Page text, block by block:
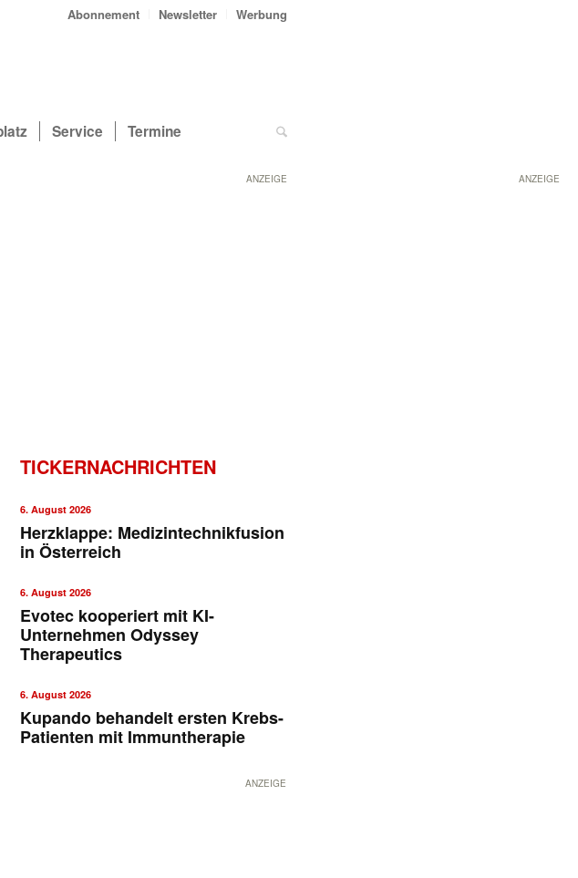
ANZEIGE
Abonnement Newsletter Werbung
Service Termine
ANZEIGE
TICKERNACHRICHTEN
6. August 2026
Herzklappe: Medizintechnikfusion
in Österreich
6. August 2026
Evotec kooperiert mit KI-
Unternehmen Odyssey
Therapeutics
6. August 2026
Kupando behandelt ersten Krebs-
Patienten mit Immuntherapie
ANZEIGE